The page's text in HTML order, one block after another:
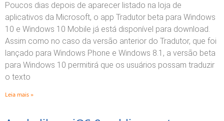
Poucos dias depois de aparecer listado na loja de
aplicativos da Microsoft, o app Tradutor beta para Windows
10 e Windows 10 Mobile já está disponível para download.
Assim como no caso da versão anterior do Tradutor, que foi
lançado para Windows Phone e Windows 8.1, a versão beta
para Windows 10 permitirá que os usuários possam traduzir
o texto
Leia mais »